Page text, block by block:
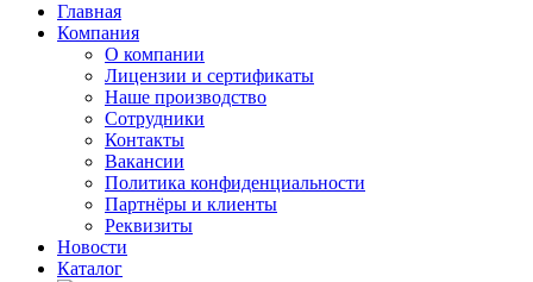
Главная
Компания
О компании
Лицензии и сертификаты
Наше производство
Сотрудники
Контакты
Вакансии
Политика конфиденциальности
Партнёры и клиенты
Реквизиты
Новости
Каталог